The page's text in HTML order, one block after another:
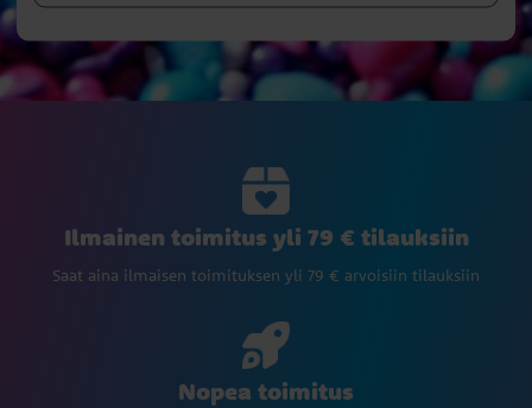
Ilmainen toimitus yli 79 € tilauksiin
Saat aina ilmaisen toimituksen yli 79 € arvoisiin tilauksiin
Nopea toimitus